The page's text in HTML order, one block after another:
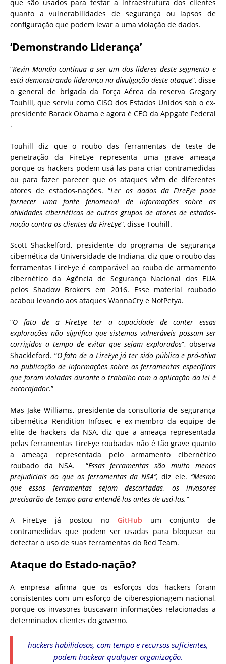
que são usados ​​para testar a infraestrutura dos clientes
quanto a vulnerabilidades de segurança ou lapsos de
configuração que podem levar a uma violação de dados.
‘Demonstrando Liderança’
“Kevin Mandia continua a ser um dos líderes deste segmento e
está demonstrando liderança na divulgação deste ataque“, disse
o general de brigada da Força Aérea da reserva Gregory
Touhill, que serviu como CISO dos Estados Unidos sob o ex-
presidente Barack Obama e agora é CEO da Appgate Federal
.
Touhill diz que o roubo das ferramentas de teste de
penetração da FireEye representa uma grave ameaça
porque os hackers podem usá-las para criar contramedidas
ou para fazer parecer que os ataques vêm de diferentes
atores de estados-nações. “Ler os dados da FireEye pode
fornecer uma fonte fenomenal de informações sobre as
atividades cibernéticas de outros grupos de atores de estados-
nação contra os clientes da FireEye“, disse Touhill.
Scott Shackelford, presidente do programa de segurança
cibernética da Universidade de Indiana, diz que o roubo das
ferramentas FireEye é comparável ao roubo de armamento
cibernético da Agência de Segurança Nacional dos EUA
pelos Shadow Brokers em 2016. Esse material roubado
acabou levando aos ataques WannaCry e NotPetya.
“O fato de a FireEye ter a capacidade de conter essas
explorações não significa que sistemas vulneráveis ​​possam ser
corrigidos a tempo de evitar que sejam explorados”, observa
Shackleford. “O fato de a FireEye já ter sido pública e pró-ativa
na publicação de informações sobre as ferramentas específicas
que foram violadas durante o trabalho com a aplicação da lei é
encorajador.”
Mas Jake Williams, presidente da consultoria de segurança
cibernética Rendition Infosec e ex-membro da equipe de
elite de hackers da NSA, diz que a ameaça representada
pelas ferramentas FireEye roubadas não é tão grave quanto
a ameaça representada pelo armamento cibernético
roubado da NSA. “Essas ferramentas são muito menos
prejudiciais do que as ferramentas da NSA”,diz ele. “Mesmo
que essas ferramentas sejam descartadas, os invasores
precisarão de tempo para entendê-las antes de usá-las.”
A FireEye já postou no GitHub um conjunto de
contramedidas que podem ser usadas para bloquear ou
detectar o uso de suas ferramentas do Red Team.
Ataque do Estado-nação?
A empresa afirma que os esforços dos hackers foram
consistentes com um esforço de ciberespionagem nacional,
porque os invasores buscavam informações relacionadas a
determinados clientes do governo.
hackers habilidosos, com tempo e recursos suficientes,
podem hackear qualquer organização.